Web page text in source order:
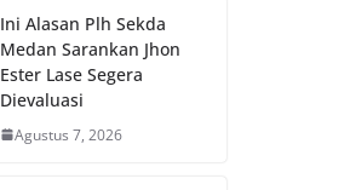
Ini Alasan Plh Sekda
Medan Sarankan Jhon
Ester Lase Segera
Dievaluasi
Agustus 7, 2026